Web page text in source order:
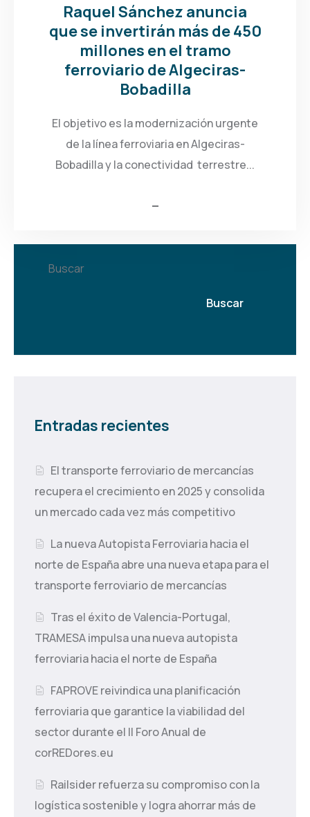
Raquel Sánchez anuncia
que se invertirán más de 450
millones en el tramo
ferroviario de Algeciras-
Bobadilla
El objetivo es la modernización urgente
de la línea ferroviaria en Algeciras-
Bobadilla y la conectividad terrestre...
Buscar
Buscar
Entradas recientes
El transporte ferroviario de mercancías
recupera el crecimiento en 2025 y consolida
un mercado cada vez más competitivo
La nueva Autopista Ferroviaria hacia el
norte de España abre una nueva etapa para el
transporte ferroviario de mercancías
Tras el éxito de Valencia-Portugal,
TRAMESA impulsa una nueva autopista
ferroviaria hacia el norte de España
FAPROVE reivindica una planificación
ferroviaria que garantice la viabilidad del
sector durante el II Foro Anual de
corREDores.eu
Railsider refuerza su compromiso con la
logística sostenible y logra ahorrar más de